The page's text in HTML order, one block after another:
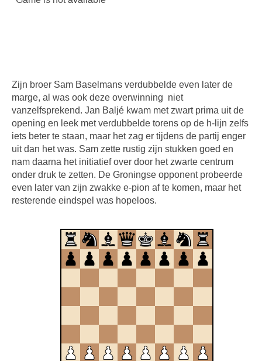
Zijn broer Sam Baselmans verdubbelde even later de
marge, al was ook deze overwinning niet
vanzelfsprekend. Jan Baljé kwam met zwart prima uit de
opening en leek met verdubbelde torens op de h-lijn zelfs
iets beter te staan, maar het zag er tijdens de partij enger
uit dan het was. Sam zette rustig zijn stukken goed en
nam daarna het initiatief over door het zwarte centrum
onder druk te zetten. De Groningse opponent probeerde
even later van zijn zwakke e-pion af te komen, maar het
resterende eindspel was hopeloos.